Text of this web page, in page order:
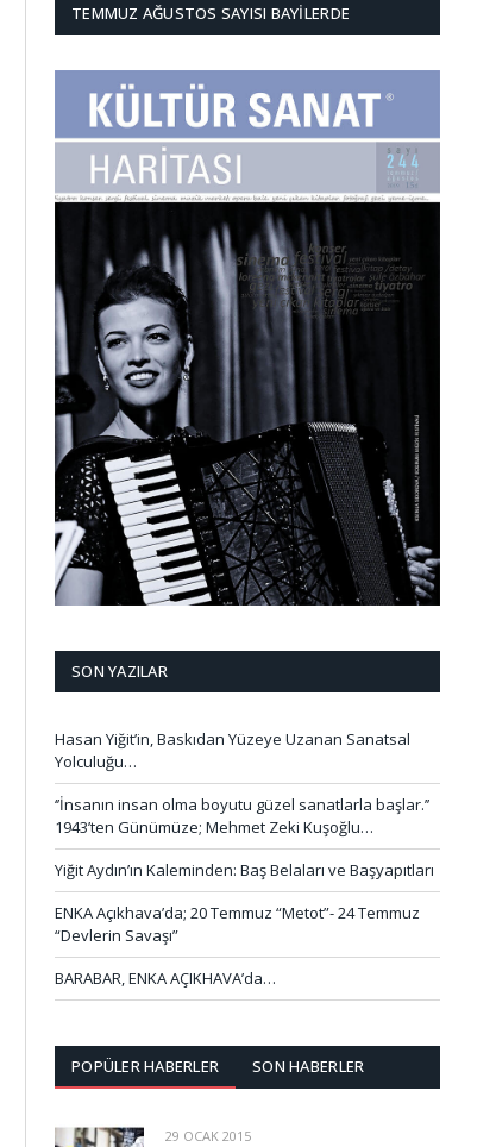
TEMMUZ AĞUSTOS SAYISI BAYILERDE
SON YAZILAR
Hasan Yiğit’in, Baskıdan Yüzeye Uzanan Sanatsal
Yolculuğu…
‘’İnsanın insan olma boyutu güzel sanatlarla başlar.’’
1943’ten Günümüze; Mehmet Zeki Kuşoğlu…
Yiğit Aydın’ın Kaleminden: Baş Belaları ve Başyapıtları
ENKA Açıkhava’da; 20 Temmuz “Metot”- 24 Temmuz
“Devlerin Savaşı”
BARABAR, ENKA AÇIKHAVA’da…
POPÜLER HABERLER SON HABERLER
29 OCAK 2015